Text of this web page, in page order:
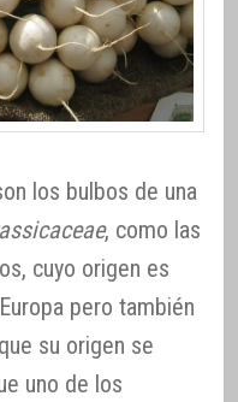
los bulbos de una
, como las
cuyo origen es
pero también
su origen se
uno de los